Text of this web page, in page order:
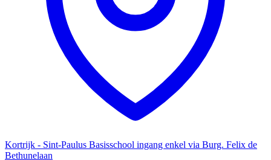
Kortrijk - Sint-Paulus Basisschool ingang enkel via Burg. Felix de
Bethunelaan